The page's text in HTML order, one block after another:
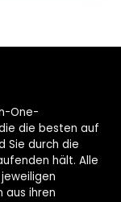
One-
die besten auf
Sie durch die
hält. Alle
aus ihren